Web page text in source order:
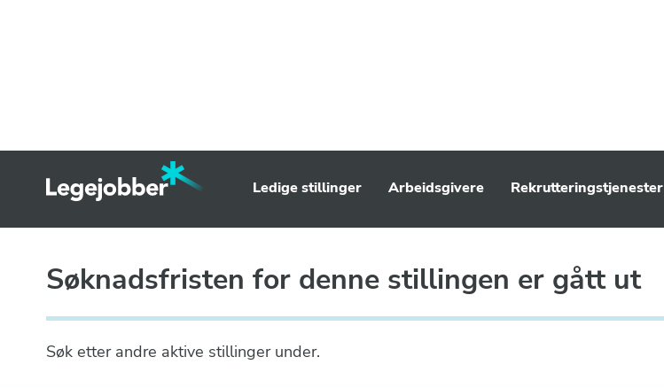
Ledige stillinger Arbeidsgivere Rekrutteringstjenester
Søknadsfristen for denne stillingen er gått ut
Søk etter andre aktive stillinger under.